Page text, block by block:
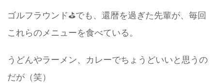
ゴルフラウンド⛳でも、還暦を過ぎた先輩が、毎回
これらのメニューを食べている。
うどんやラーメン、カレーでちょうどいいと思うの
だが（笑）